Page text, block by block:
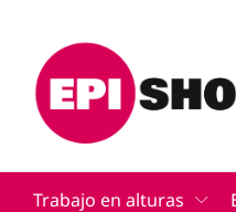
Trabajo en alturas